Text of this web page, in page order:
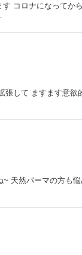
す コロナになってか
張して ますます意欲
~ 天然パーマの方も